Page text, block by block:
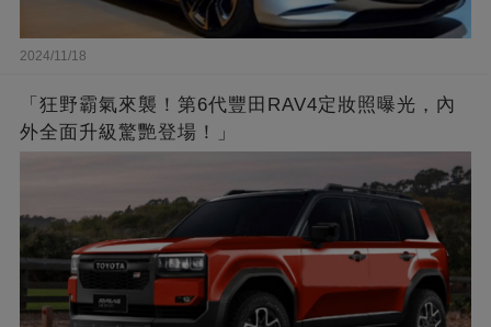
2024/11/18
「狂野霸氣來襲！第6代豐田RAV4定妝照曝光，內
外全面升級驚艷登場！」